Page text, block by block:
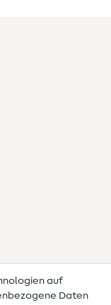
auf
Daten